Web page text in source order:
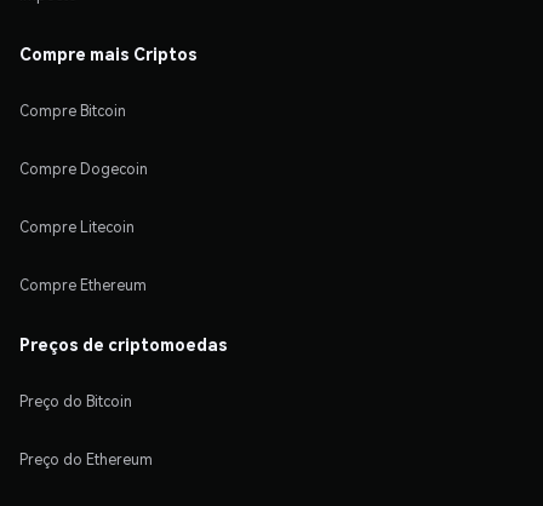
Compre mais Criptos
Compre Bitcoin
Compre Dogecoin
Compre Litecoin
Compre Ethereum
Preços de criptomoedas
Preço do Bitcoin
Preço do Ethereum